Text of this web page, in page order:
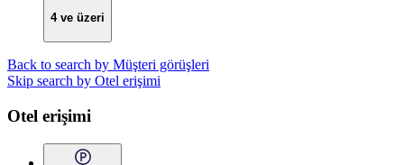
4 ve üzeri
Back to search by Müşteri görüşleri
Skip search by Otel erişimi
Otel erişimi